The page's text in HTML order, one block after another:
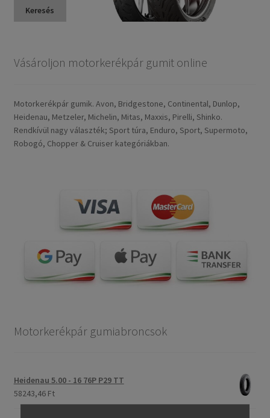
Keresés
Vásároljon motorkerékpár gumit online
Motorkerékpár gumik. Avon, Bridgestone, Continental, Dunlop,
Heidenau, Metzeler, Michelin, Mitas, Maxxis, Pirelli, Shinko.
Rendkívül nagy választék; Sport túra, Enduro, Sport, Supermoto,
Robogó, Chopper & Cruiser kategóriákban.
Motorkerékpár gumiabroncsok
Heidenau 5.00 - 16 76P P29 TT
58243,46 Ft